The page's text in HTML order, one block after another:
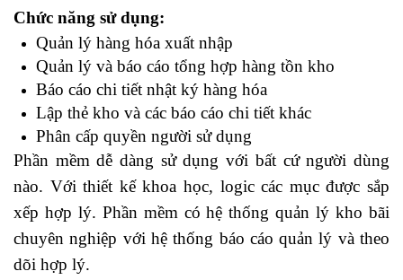
Chức năng sử dụng:
Quản lý hàng hóa xuất nhập
Quản lý và báo cáo tổng hợp hàng tồn kho
Báo cáo chi tiết nhật ký hàng hóa
Lập thẻ kho và các báo cáo chi tiết khác
Phân cấp quyền người sử dụng
Phần mềm dễ dàng sử dụng với bất cứ người dùng
nào. Với thiết kế khoa học, logic các mục được sắp
xếp hợp lý. Phần mềm có hệ thống quản lý kho bãi
chuyên nghiệp với hệ thống báo cáo quản lý và theo
dõi hợp lý.